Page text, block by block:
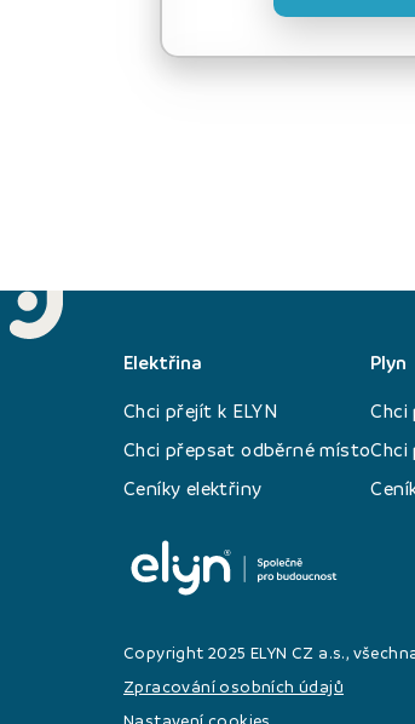
Elektřina
Chci přejít k ELYN
Chci přepsat odběrné místo
Ceníky elektřiny
Plyn
Chci
Copyright 2025 ELYN CZ a.s.,
Zpracování osobních údajů